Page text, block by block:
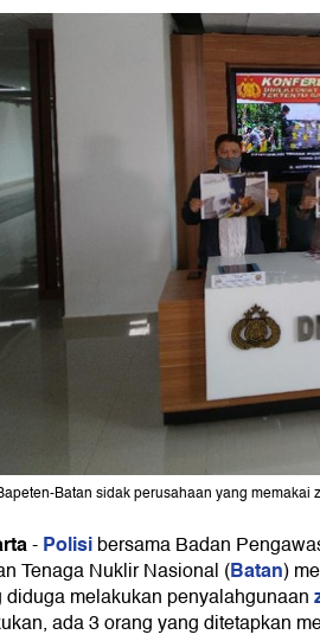
Batan sidak perusahaan yang memakai
-Polisibersama Badan
Tenaga Nuklir Nasional (Batan)
diduga melakukan penyalahgunaan
ada 3 orang yang ditetapkan